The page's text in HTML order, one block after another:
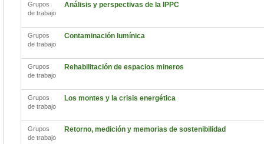
Grupos
de trabajo
Análisis y perspectivas de la IPPC
Grupos
de trabajo
Contaminación lumínica
Grupos
de trabajo
Rehabilitación de espacios mineros
Grupos
de trabajo
Los montes y la crisis energética
Grupos
de trabajo
Retorno, medición y memorias de sostenibilidad